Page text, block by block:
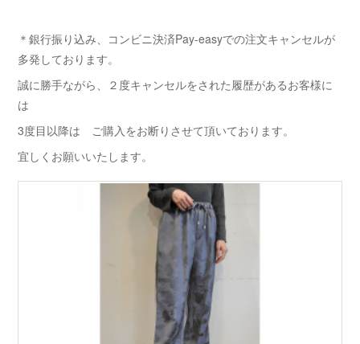
＊銀行振り込み、コンビニ決済Pay-easyでの注文キャンセルが
多発しております。
誠に勝手ながら、２度キャンセルをされた履歴があるお客様に
は
3度目以降は ご購入をお断りさせて頂いております。
宜しくお願いいたします。